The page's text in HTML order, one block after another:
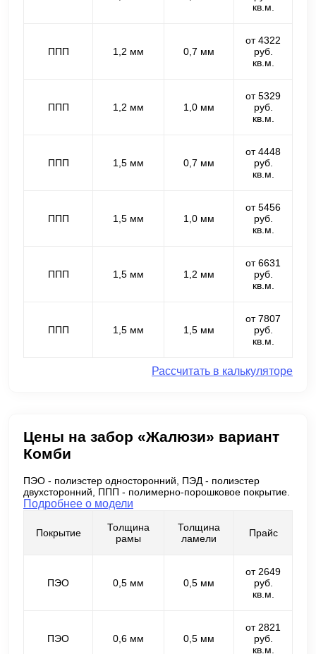
кв.м.
ППП 1,2 мм 0,7 мм
от 4322
руб.
кв.м.
ППП 1,2 мм 1,0 мм
от 5329
руб.
кв.м.
ППП 1,5 мм 0,7 мм
от 4448
руб.
кв.м.
ППП 1,5 мм 1,0 мм
от 5456
руб.
кв.м.
ППП 1,5 мм 1,2 мм
от 6631
руб.
кв.м.
ППП 1,5 мм 1,5 мм
от 7807
руб.
кв.м.
Рассчитать в калькуляторе
Цены на забор «Жалюзи» вариант
Комби
ПЭО - полиэстер односторонний, ПЭД - полиэстер
двухсторонний, ППП - полимерно-порошковое покрытие.
Подробнее о модели
Покрытие
Толщина
рамы
Толщина
ламели
Прайс
ПЭО 0,5 мм 0,5 мм
от 2649
руб.
кв.м.
ПЭО 0,6 мм 0,5 мм
от 2821
руб.
кв.м.